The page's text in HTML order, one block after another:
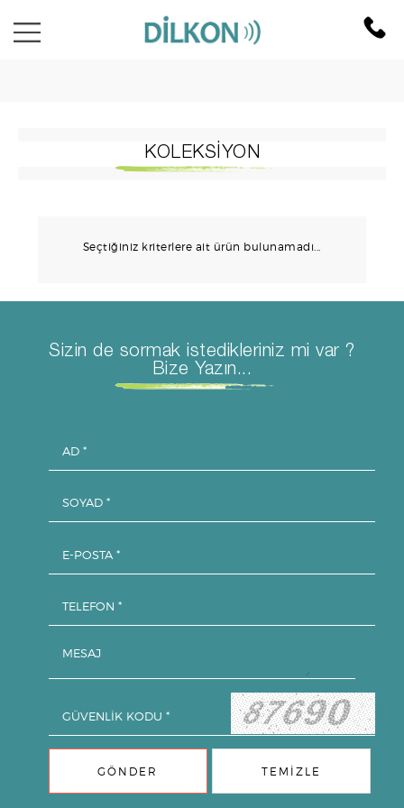
KOLEKSİYON
Seçtiğiniz kriterlere ait ürün bulunamadı...
Sizin de sormak istedikleriniz mi var ?
Bize Yazın...